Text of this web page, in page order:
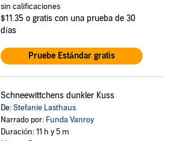
sin calificaciones
$11.35 o gratis con una prueba de 30
días
Pruebe Estándar gratis
Schneewittchens dunkler Kuss
De:Stefanie Lasthaus
Narrado por: Funda Vanroy
Duración: 11 h y 5 m